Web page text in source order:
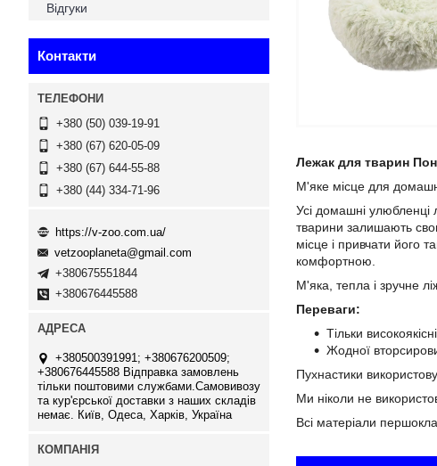
Лежак для тварин
М'яке місце для
Усі домашні улюбленці
тварини залишають
місце і привчати його
комфортною.
М'яка, тепла і зручне
Переваги:
Тільки
Жодної
Пухнастики
Ми ніколи не
Всі матеріали
Відгуки
Контакти
+380 (50) 039-19-91
+380 (67) 620-05-09
+380 (67) 644-55-88
+380 (44) 334-71-96
https://v-zoo.com.ua/
vetzooplaneta@gmail.com
+380675551844
+380676445588
+380500391991; +380676200509;
+380676445588 Відправка замовлень
тільки поштовими службами.Самовивозу
та кур'єрської доставки з наших складів
немає. Київ, Одеса, Харків, Україна